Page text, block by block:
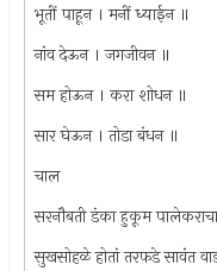
भूतीं पाहून । मनीं ध्याईन ॥
नांव देऊन । जगजीवन ॥
सम होऊन । करा शोधन ॥
सार घेऊन । तोडा बंधन ॥
चाल
सरनौबती डंका हुकूम
सुखसोहळे होतां तरफडे सावंत